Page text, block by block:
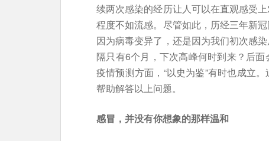
续两次感染的经历让人可以在直观感受
程度不如流感。尽管如此，历经三年新
因为病毒变异了，还是因为我们初次感
隔只有6个月，下次高峰何时到来？后
疫情预测方面，“以史为鉴”有时也成立
帮助解答以上问题。
感冒，并没有你想象的那样温和